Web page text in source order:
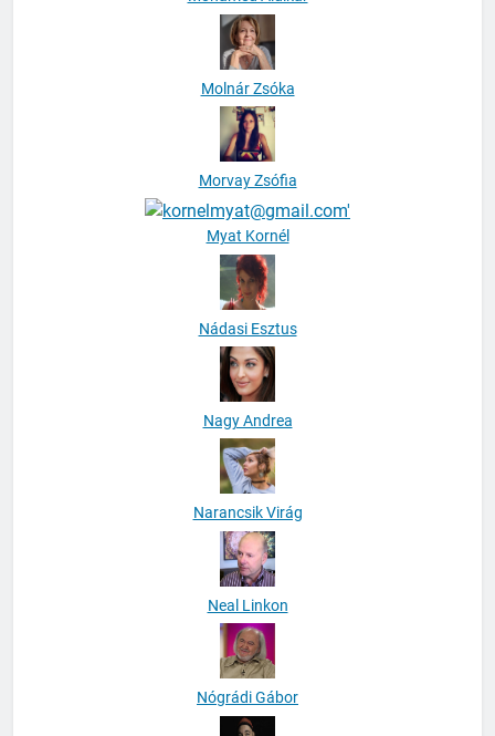
Molnár Zsóka
Morvay Zsófia
Myat Kornél
Nádasi Esztus
Nagy Andrea
Narancsik Virág
Neal Linkon
Nógrádi Gábor